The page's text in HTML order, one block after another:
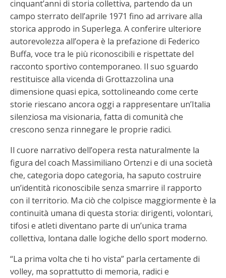
cinquant’anni di storia collettiva, partendo da un
campo sterrato dell’aprile 1971 fino ad arrivare alla
storica approdo in Superlega. A conferire ulteriore
autorevolezza all’opera è la prefazione di Federico
Buffa, voce tra le più riconoscibili e rispettate del
racconto sportivo contemporaneo. Il suo sguardo
restituisce alla vicenda di Grottazzolina una
dimensione quasi epica, sottolineando come certe
storie riescano ancora oggi a rappresentare un’Italia
silenziosa ma visionaria, fatta di comunità che
crescono senza rinnegare le proprie radici.
Il cuore narrativo dell’opera resta naturalmente la
figura del coach Massimiliano Ortenzi e di una società
che, categoria dopo categoria, ha saputo costruire
un’identità riconoscibile senza smarrire il rapporto
con il territorio. Ma ciò che colpisce maggiormente è la
continuità umana di questa storia: dirigenti, volontari,
tifosi e atleti diventano parte di un’unica trama
collettiva, lontana dalle logiche dello sport moderno.
“La prima volta che ti ho vista” parla certamente di
volley, ma soprattutto di memoria, radici e